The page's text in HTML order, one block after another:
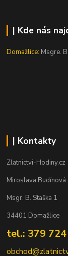
| Kde nás
Domažlice: Msgre.
| Kontakty
Zlatnictvi-Hodiny.cz
Miroslava Budínová
Msgr. B. Staška 1
34401 Domažlice
tel.: 379